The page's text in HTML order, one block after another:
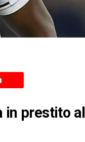
in prestito al